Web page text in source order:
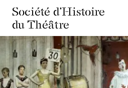
Société d'Histoire
du Théâtre